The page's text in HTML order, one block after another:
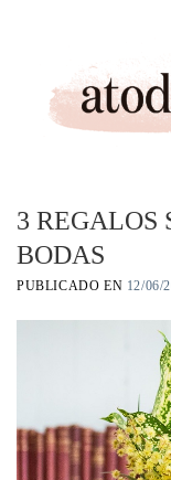
3 REGALOS
BODAS
PUBLICADO EN 12/06/